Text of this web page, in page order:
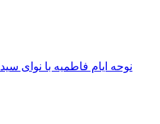
نوحه ایام فاطمیه با نوای